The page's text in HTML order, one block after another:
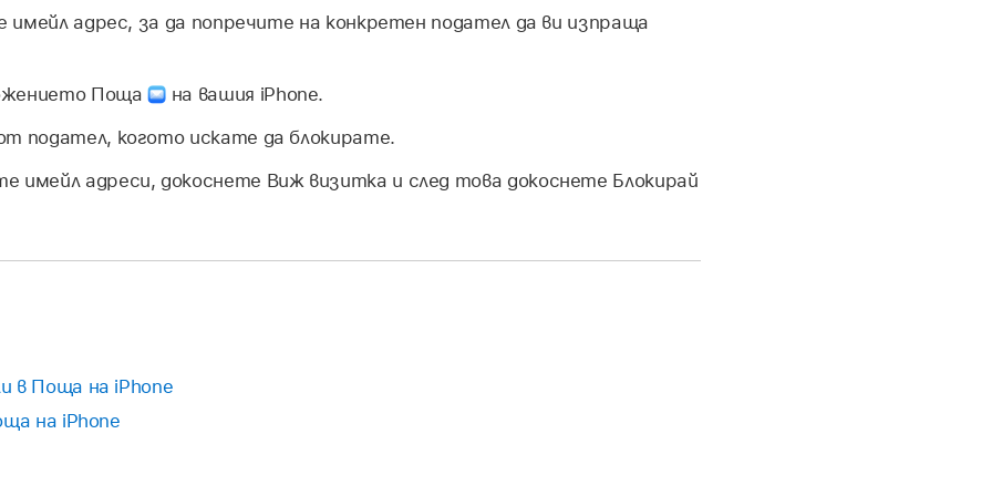
адрес, за да попречите на конкретен подател да ви изпраща
Поща
на вашия iPhone.
подател, когото искате да блокирате.
имейл адреси, докоснете Виж визитка и след това докоснете Блокирай
в Поща на iPhone
на iPhone